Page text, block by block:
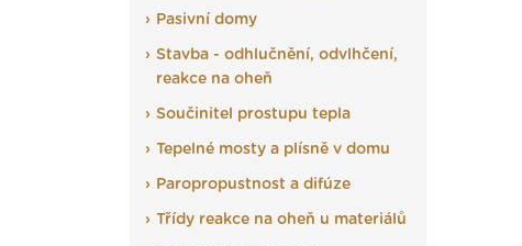
Pasivní domy
Stavba - odhlučnění, odvlhčení,
reakce na oheň
Součinitel prostupu tepla
Tepelné mosty a plísně v domu
Paropropustnost a difúze
Třídy reakce na oheň u materiálů